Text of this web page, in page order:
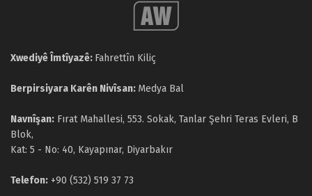
Xwediyê Îmtîyazê: Fahrettîn Kiliç
Berpirsiyara Karên Nivîsan: Medya Bal
Navnîşan: Fırat Mahallesi, 553. Sokak, Tanlar Şehri Teras Evleri, B
Blok,
Kat: 5 - No: 40, Kayapınar, Diyarbakır
Telefon: +90 (532) 519 37 73